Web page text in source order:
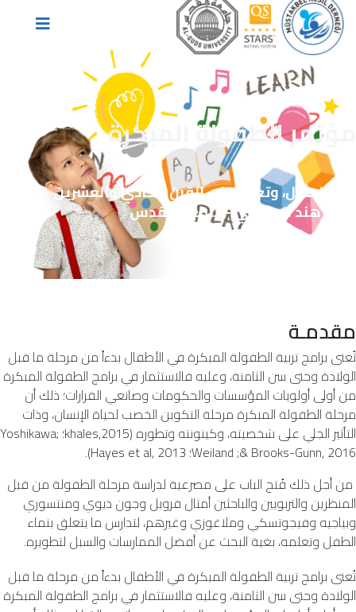
مؤتمر الطفولة المبكرة
نمو الطفل، وتعلمه في القرن الحادي والعشرين
كلية هند الحسيني - جامعة القدس
مقدمـة
تُعنى برامج تربية الطفولة المبكرة في الأطفال بدءاً من مرحلة ما قبل
الولادة وحتى سن الثامنة، وعليه فالاستثمار في برامج الطفولة المبكرة
من أولى أولويات المؤسسات والحكومات وصانعي القرارات؛ ذلك أن
مرحلة الطفولة المبكرة مرحلة التكوين الخصب لحياة الإنسان، وذات
التأثير الجلي على شخصيته، وكينونته وتطوره (khales,2015؛ Yoshikawa;
Weiland ;& Brooks-Gunn, 2016؛ Hayes et al, 2013).
من أجل ذلك فُتح الباب على مصرعية لدراسة مرحلة الطفولة من قبل
المنظرين والتربويين والباحثين أمثال فروبل وجون ديوي ومنتسوري
وبياجيه وفيجوتسكي وملاغوزي وغيرهم، لتدارس ما يتعلق بنماء
الطفل وتعلمه، بغية البحث عن أفضل الممارسات والسبل لتطويره.
تُعنى برامج تربية الطفولة المبكرة في الأطفال بدءاً من مرحلة ما قبل
الولادة وحتى سن الثامنة، وعليه فالاستثمار في برامج الطفولة المبكرة